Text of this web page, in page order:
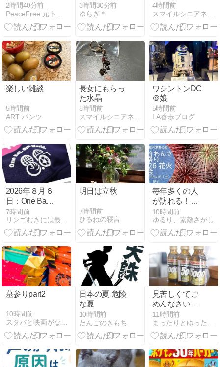
限無」
2時間40分前
PeaceFree 元トラック運転手Kentのブログ
込められた優
しさ
3時間30分前
ゆらぎ＊
久方の天つ空
こそかはるべ
らなれ
4時間前
スマイルシニアネット倶楽部
楽しい雑談
5時間前
ART パンツ
長女にもらっ
た水晶
5時間前
スマイルシニアネット倶楽部
ワシントンDC
＠娘
5時間前
LA香歩ブログ
2026年８月６
日：One Ball
One World.ス
ポーツができ
る平和に感謝
7時間前
明日は立秋
7時間前
ひるねの寝言
毎年多くの人
が訪れる！
「刈谷わんさ
か祭り2026 花
火大会」刈谷
10時間前
ゆるり、素敵さがし
墓参りpart2
10時間前
日本の夏 危険
な夏
10時間前
だんごのきもち
見苦しくてご
めんなさい。
（栄養ドリン
ク買いまし
た）
11時間前